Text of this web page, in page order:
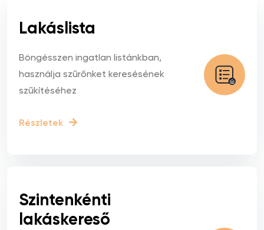
Lakáslista
Böngésszen ingatlan listánkban,
használja szűrőnket keresésének
szűkítéséhez
Részletek
Szintenkénti
lakáskereső